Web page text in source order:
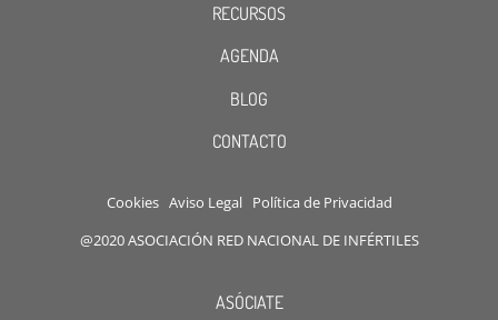
RECURSOS
AGENDA
BLOG
CONTACTO
Cookies Aviso Legal Política de Privacidad
@2020 ASOCIACIÓN RED NACIONAL DE INFÉRTILES
ASÓCIATE